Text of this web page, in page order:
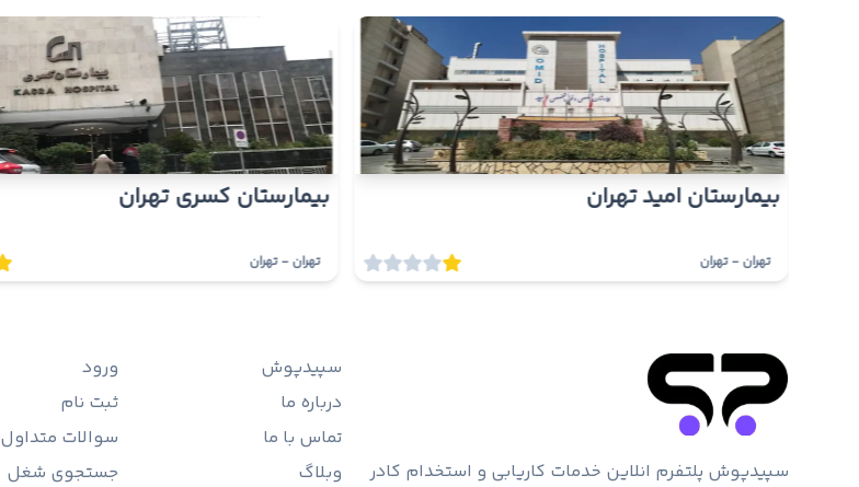
بیمارستان امید تهران
تهران-تهران
بیمارستان کسری تهران
تهران-تهران
سپیدپوش پلتفرم انلاین خدمات کاریابی و استخدام کادر
سپیدپوش
درباره ما
تماس با ما
وبلاگ
ورود
ثبت نام
سوالات متداول
جستجوی شغل